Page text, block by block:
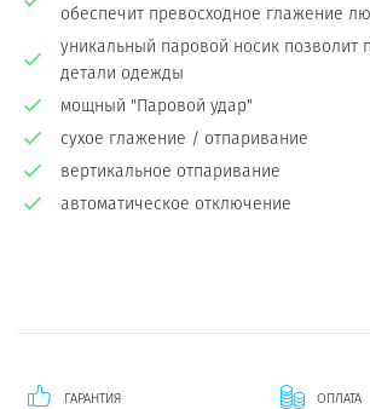
обеспечит превосходное глажение
уникальный паровой носик позволит
детали одежды
мощный "Паровой удар"
сухое глажение / отпаривание
вертикальное отпаривание
автоматическое отключение
ГАРАНТИЯ ОПЛАТА